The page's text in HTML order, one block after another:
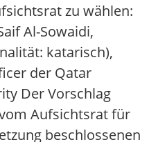
zu wählen:
Al-Sowaidi,
katarisch),
der Qatar
Der Vorschlag
Aufsichtsrat für
beschlossenen